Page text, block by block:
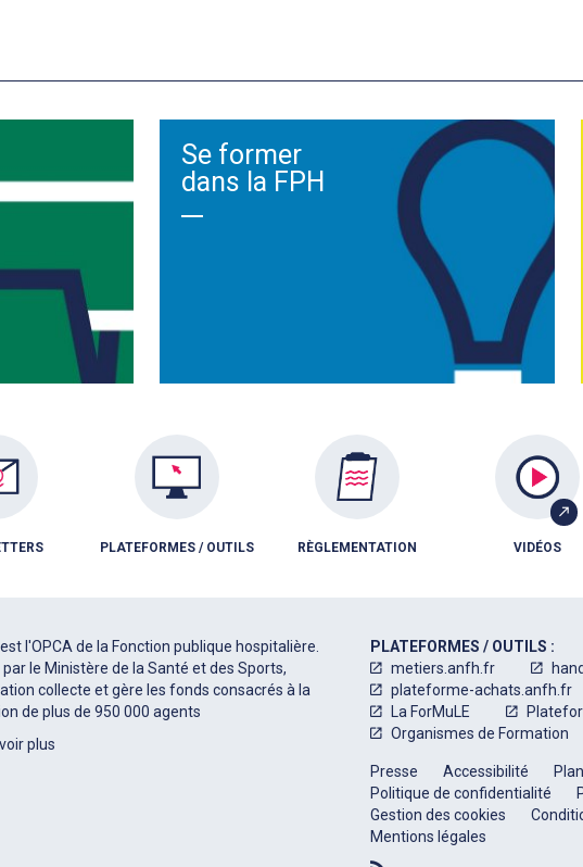
Se former
dans la FPH
PLATEFORMES / OUTILS RÈGLEMENTATION VIDÉOS
est l'OPCA de la Fonction publique hospitalière.
le Ministère de la Santé et des Sports,
collecte et gère les fonds consacrés à la
de plus de 950 000 agents
plus
PLATEFORMES / OUTILS :
metiers.anfh.fr
plateforme-achats.anfh.fr
La ForMuLE
Organismes de Formation
Presse Accessibilité
Politique de confidentialité
Gestion des cookies
Mentions légales